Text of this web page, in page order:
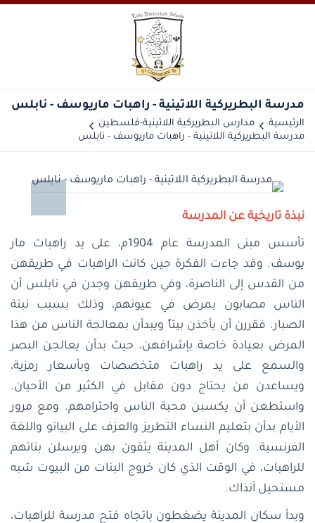
مدرسة البطريركية اللاتينية - راهبات ماريوسف - نابلس
الرئيسية
مدارس البطريركية اللاتينية-فلسطين
مدرسة البطريركية اللاتينية - راهبات ماريوسف - نابلس
نبذة تاريخية عن المدرسة
تأسس مبنى المدرسة عام 1904م، على يد راهبات مار
يوسف. وقد جاءت الفكرة حين كانت الراهبات في طريقهن
من القدس إلى الناصرة، وفي طريقهن وجدن في نابلس أن
الناس مصابون بمرض في عيونهم، وذلك بسبب نبتة
الصبار. فقررن أن يأخذن بيتاً ويبدأن بمعالجة الناس من هذا
المرض بعيادة خاصة بإشرافهن، حيث بدأن يعالجن البصر
والسمع على يد راهبات متخصصات وبأسعار رمزية،
ويساعدن من يحتاج دون مقابل في الكثير من الأحيان.
واستطعن أن يكسبن محبة الناس واحترامهم. ومع مرور
الأيام بدأن بتعليم النساء التطريز والعزف على البيانو واللغة
الفرنسية. وكان أهل المدينة يثقون بهن ويرسلن بناتهم
للراهبات، في الوقت الذي كان خروج البنات من البيوت شبه
مستحيل آنذاك.
وبدأ سكان المدينة يضغطون باتجاه فتح مدرسة للراهبات،